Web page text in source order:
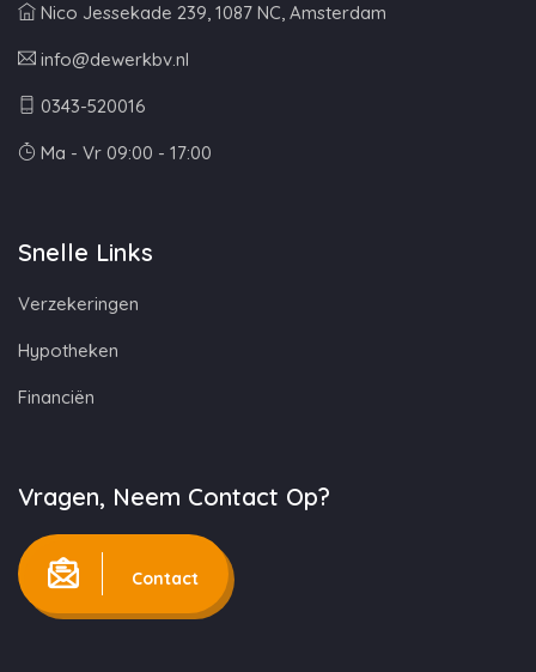
Nico Jessekade 239, 1087 NC, Amsterdam
info@dewerkbv.nl
0343-520016
Ma - Vr 09:00 - 17:00
Snelle Links
Verzekeringen
Hypotheken
Financiën
Vragen, Neem Contact Op?
Contact